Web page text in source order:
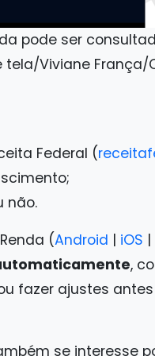
pode ser
tela/Viviane
Federal (
não.
(Android | iOS |
,
fazer ajustes
se interesse